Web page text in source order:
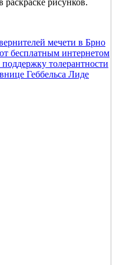
мечети в Брно
бесплатным интернетом
толерантности
Геббельса Лиде